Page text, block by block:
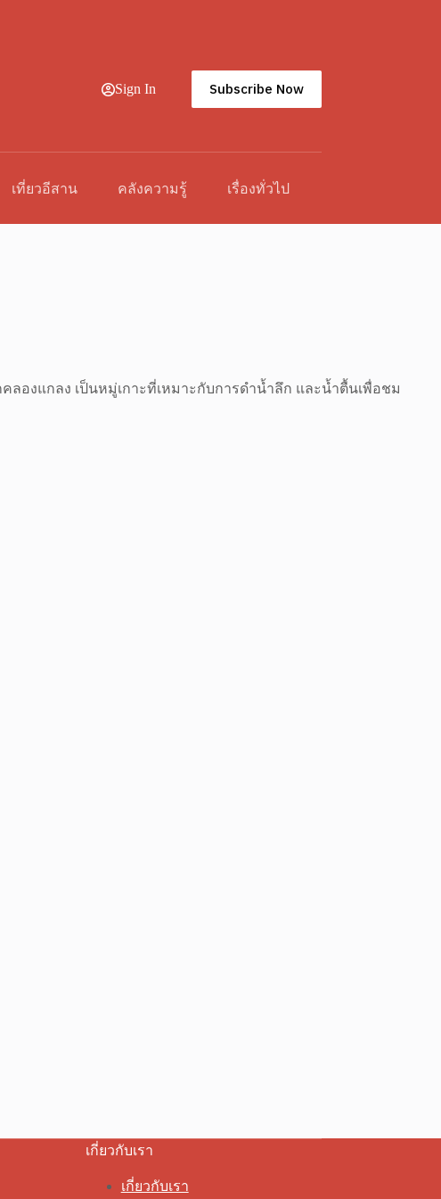
Sign In Subscribe Now
เที่ยวอีสาน คลังความรู้ เรื่องทั่วไป
ลองแกลง เป็นหมู่เกาะที่เหมาะกับการดำน้ำลึก และน้ำตื้นเพื่อชม
เกี่ยวกับเรา
เกี่ยวกับเรา